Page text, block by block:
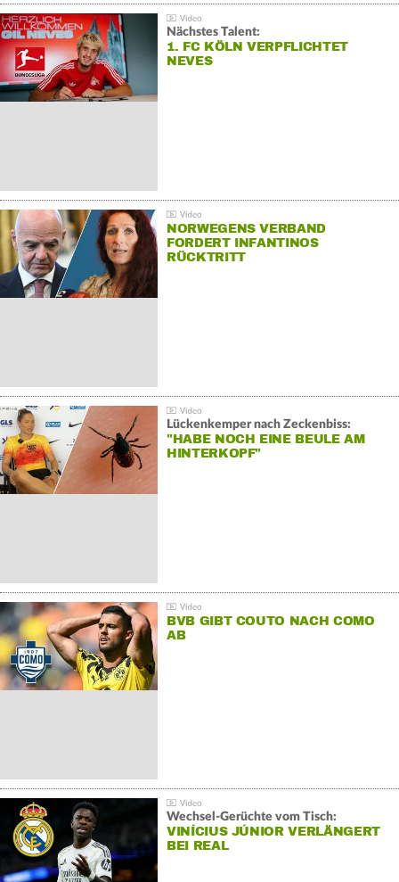
Nächstes Talent:
1. FC KÖLN VERPFLICHTET
NEVES
NORWEGENS VERBAND
FORDERT INFANTINOS
RÜCKTRITT
Lückenkemper nach Zeckenbiss:
"HABE NOCH EINE BEULE AM
HINTERKOPF"
BVB GIBT COUTO NACH COMO
AB
Wechsel-Gerüchte vom Tisch:
VINÍCIUS JÚNIOR VERLÄNGERT
BEI REAL